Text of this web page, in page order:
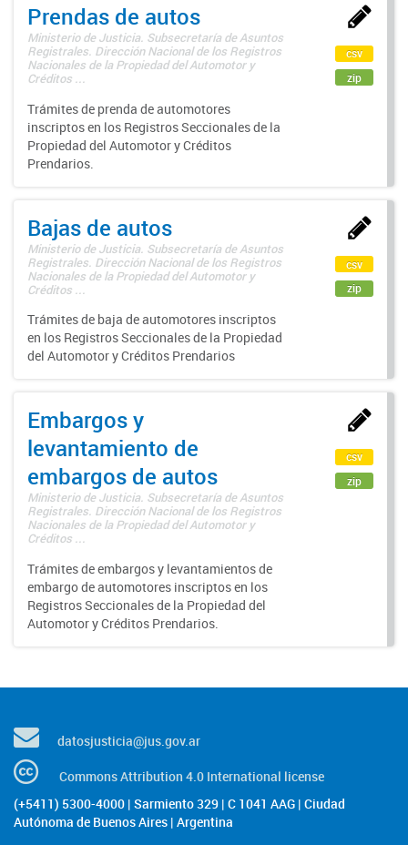
Prendas de autos
Ministerio de Justicia. Subsecretaría de Asuntos
Registrales. Dirección Nacional de los Registros
Nacionales de la Propiedad del Automotor y
Créditos ...
Trámites de prenda de automotores
inscriptos en los Registros Seccionales de la
Propiedad del Automotor y Créditos
Prendarios.
csv
zip
Bajas de autos
Ministerio de Justicia. Subsecretaría de Asuntos
Registrales. Dirección Nacional de los Registros
Nacionales de la Propiedad del Automotor y
Créditos ...
Trámites de baja de automotores inscriptos
en los Registros Seccionales de la Propiedad
del Automotor y Créditos Prendarios
csv
zip
Embargos y
levantamiento de
embargos de autos
Ministerio de Justicia. Subsecretaría de Asuntos
Registrales. Dirección Nacional de los Registros
Nacionales de la Propiedad del Automotor y
Créditos ...
Trámites de embargos y levantamientos de
embargo de automotores inscriptos en los
Registros Seccionales de la Propiedad del
Automotor y Créditos Prendarios.
csv
zip
datosjusticia@jus.gov.ar
Commons Attribution 4.0 International license
(+5411) 5300-4000 | Sarmiento 329 | C 1041 AAG | Ciudad
Autónoma de Buenos Aires | Argentina